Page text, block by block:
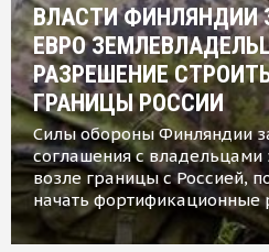
ВЛАСТИ ФИНЛЯНДИИ
ЕВРО
РАЗРЕШЕНИЕ
ГРАНИЦЫ РОССИИ
Силы обороны Финляндии
соглашения с владельцами
возле границы с Россией,
начать фортификационные